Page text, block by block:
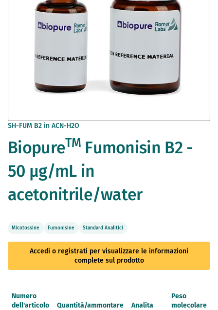
Vai
della
galleria
immagini
SH-FUM B2 in ACN-H2O
BiopureTMFumonisin B2 -
50 µg/mL in
acetonitrile/water
Micotossine Fumonisine Standard Analitici
Accedi o registrati per visualizzare le informazioni
complete sul prodotto
Numero
dell'articolo
Quantità/ammontare Analita
Peso
molecolare